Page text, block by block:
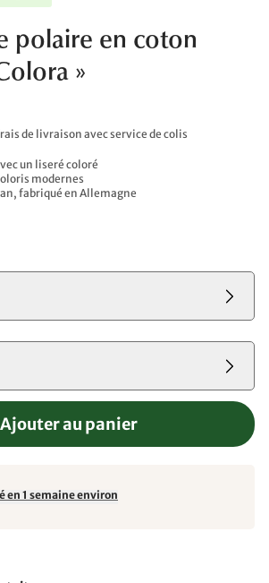
polaire en coton
»
de livraison avec service de colis
un liseré coloré
modernes
fabriqué en Allemagne
Ajouter au panier
en 1 semaine environ